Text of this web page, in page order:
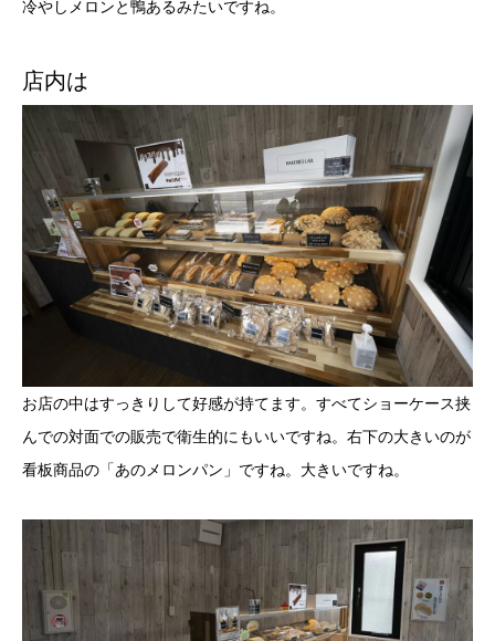
冷やしメロンと鴨あるみたいですね。
店内は
お店の中はすっきりして好感が持てます。すべてショーケース挟
んでの対面での販売で衛生的にもいいですね。右下の大きいのが
看板商品の「あのメロンパン」ですね。大きいですね。